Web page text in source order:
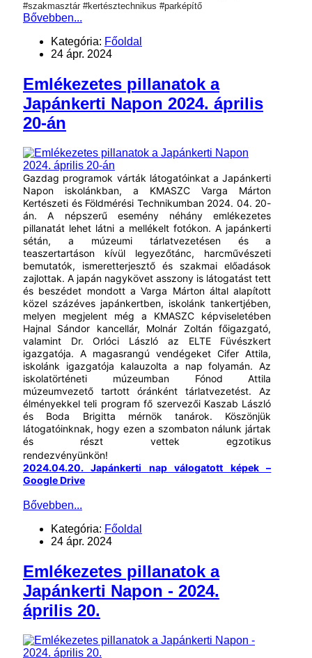
#szakmasztár #kertésztechnikus #parképítő
Bővebben...
Kategória: Főoldal
24 ápr. 2024
Emlékezetes pillanatok a
Japánkerti Napon 2024. április
20-án
Gazdag programok várták látogatóinkat a Japánkerti
Napon iskolánkban, a KMASZC Varga Márton
Kertészeti és Földmérési Technikumban 2024. 04. 20-
án. A népszerű esemény néhány emlékezetes
pillanatát lehet látni a mellékelt fotókon. A japánkerti
sétán, a múzeumi tárlatvezetésen és a
teaszertartáson kívül legyezőtánc, harcművészeti
bemutatók, ismeretterjesztő és szakmai előadások
zajlottak. A japán nagykövet asszony is látogatást tett
és beszédet mondott a Varga Márton által alapított
közel százéves japánkertben, iskolánk tankertjében,
melyen megjelent még a KMASZC képviseletében
Hajnal Sándor kancellár, Molnár Zoltán főigazgató,
valamint Dr. Orlóci László az ELTE Füvészkert
igazgatója. A magasrangú vendégeket Cifer Attila,
iskolánk igazgatója kalauzolta a nap folyamán. Az
iskolatörténeti múzeumban Fónod Attila
múzeumvezető tartott óránként tárlatvezetést. Az
élményekkel teli program fő szervezői Kaszab László
és Boda Brigitta mérnök tanárok. Köszönjük
látogatóinknak, hogy ezen a szombaton nálunk jártak
és részt vettek egzotikus
rendezvényünkön!
2024.04.20. Japánkerti nap válogatott képek –
Google Drive
Bővebben...
Kategória: Főoldal
24 ápr. 2024
Emlékezetes pillanatok a
Japánkerti Napon - 2024.
április 20.